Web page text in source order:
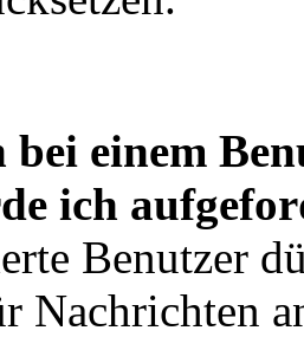
bei einem
ich
Benutzer
Nachrichten